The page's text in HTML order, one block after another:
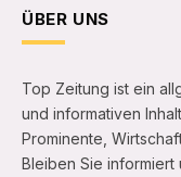
ÜBER UNS
Top Zeitung ist ein
und informativen
Prominente,
Bleiben Sie